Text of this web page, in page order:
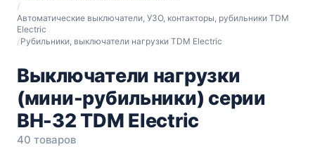
/
Автоматические выключатели, УЗО, контакторы, рубильники TDM
Electric
/Рубильники, выключатели нагрузки TDM Electric
Выключатели нагрузки
(мини-рубильники) серии
ВН-З2 TDM Electric
40 товаров